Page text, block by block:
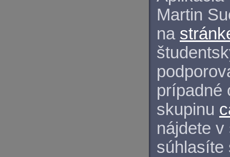
Martin
na
prípadné
skupinu
nájdete